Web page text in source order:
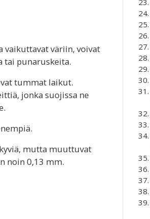
vaikuttavat väriin, voivat
tai punaruskeita.
tummat laikut.
jonka suojissa ne
mutta muuttuvat
noin 0,13 mm.